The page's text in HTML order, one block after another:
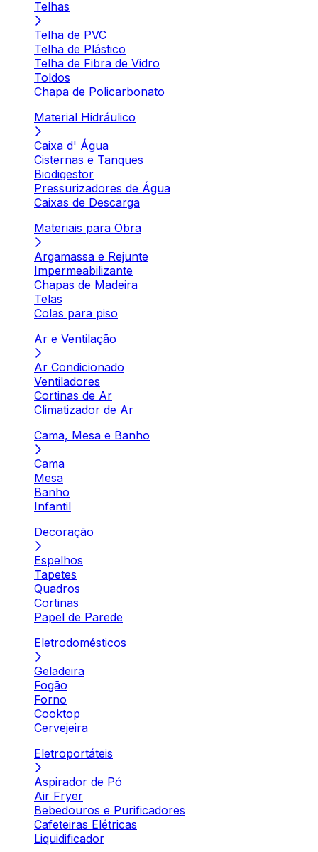
Telhas
Telha de PVC
Telha de Plástico
Telha de Fibra de Vidro
Toldos
Chapa de Policarbonato
Material Hidráulico
Caixa d' Água
Cisternas e Tanques
Biodigestor
Pressurizadores de Água
Caixas de Descarga
Materiais para Obra
Argamassa e Rejunte
Impermeabilizante
Chapas de Madeira
Telas
Colas para piso
Ar e Ventilação
Ar Condicionado
Ventiladores
Cortinas de Ar
Climatizador de Ar
Cama, Mesa e Banho
Cama
Mesa
Banho
Infantil
Decoração
Espelhos
Tapetes
Quadros
Cortinas
Papel de Parede
Eletrodomésticos
Geladeira
Fogão
Forno
Cooktop
Cervejeira
Eletroportáteis
Aspirador de Pó
Air Fryer
Bebedouros e Purificadores
Cafeteiras Elétricas
Liquidificador